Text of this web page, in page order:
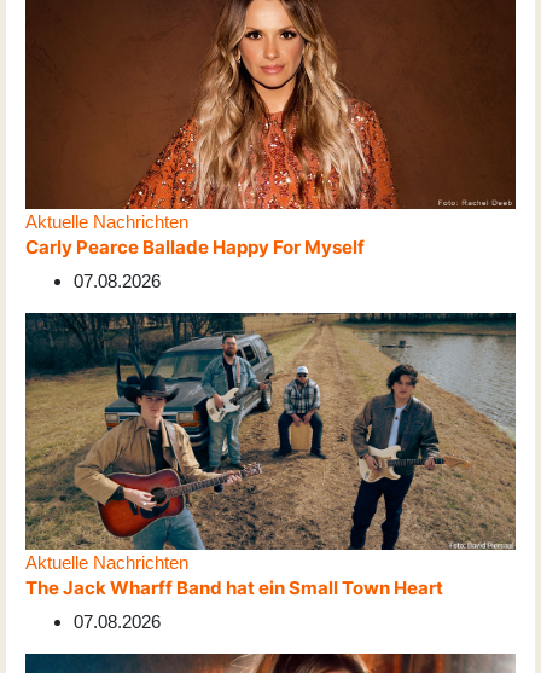
Aktuelle Nachrichten
Carly Pearce Ballade Happy For Myself
07.08.2026
Aktuelle Nachrichten
The Jack Wharff Band hat ein Small Town Heart
07.08.2026